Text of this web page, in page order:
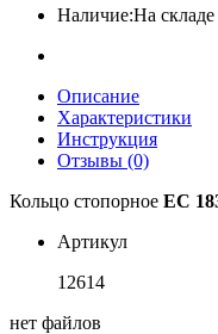
Наличие:На складе
Описание
Характеристики
Инструкция
Отзывы (0)
Кольцо стопорное EC
Артикул
12614
нет файлов